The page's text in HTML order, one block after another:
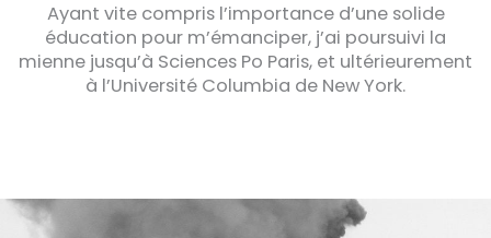
Ayant vite compris l’importance d’une solide
éducation pour m’émanciper, j’ai poursuivi la
mienne jusqu’à Sciences Po Paris, et ultérieurement
à l’Université Columbia de New York.